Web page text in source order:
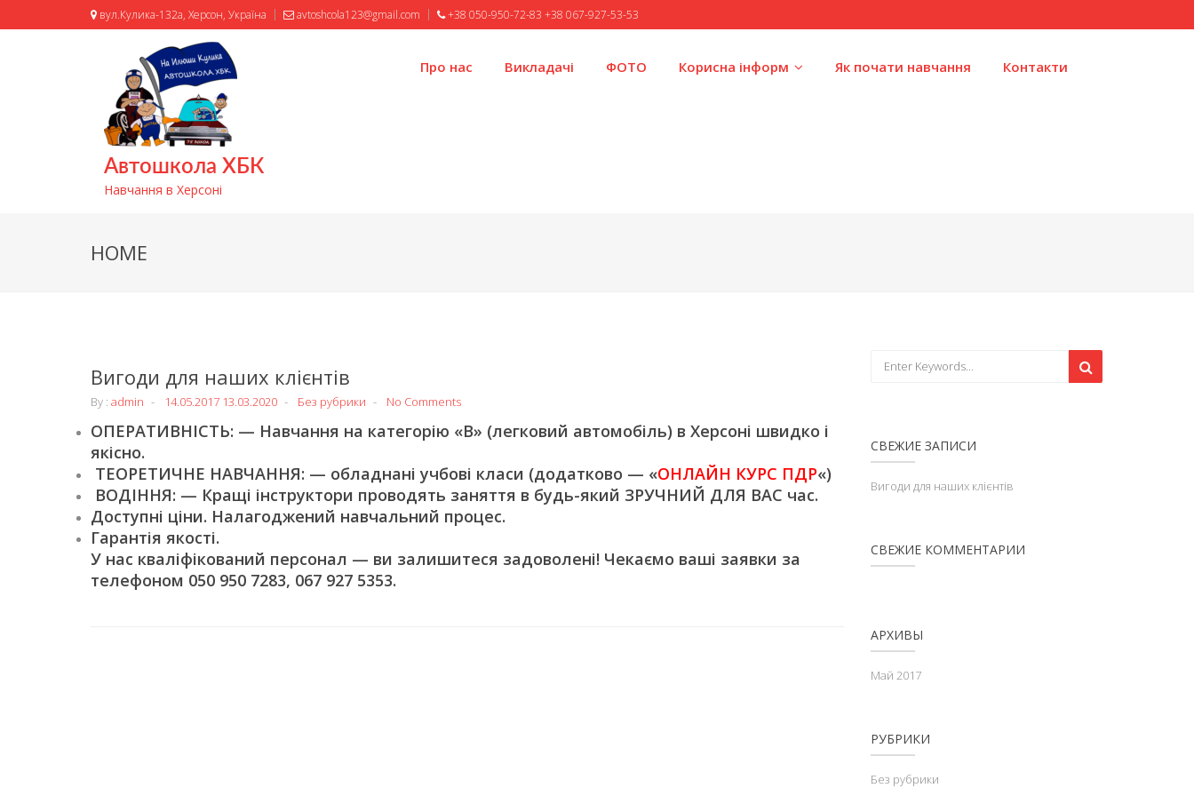
вул.Кулика-132а, Херсон, Україна avtoshcola123@gmail.com +38 050-950-72-83 +38 067-927-53-53
Автошкола ХБК
Навчання в Херсоні
Про нас Викладачі ФОТО Корисна інформ Як почати навчання Контакти
HOME
Вигоди для наших клієнтів
By : admin 14.05.2017 13.03.2020 Без рубрики No Comments
ОПЕРАТИВНІСТЬ: — Навчання на категорію «В» (легковий автомобіль) в Херсоні швидко і
якісно.
ТЕОРЕТИЧНЕ НАВЧАННЯ: — обладнані учбові класи (додатково — «ОНЛАЙН КУРС ПДР«)
ВОДІННЯ: — Кращі інструктори проводять заняття в будь-який ЗРУЧНИЙ ДЛЯ ВАС час.
Доступні ціни. Налагоджений навчальний процес.
Гарантія якості.
У нас кваліфікований персонал — ви залишитеся задоволені! Чекаємо ваші заявки за
телефоном 050 950 7283, 067 927 5353.
СВЕЖИЕ ЗАПИСИ
Вигоди для наших клієнтів
СВЕЖИЕ КОММЕНТАРИИ
АРХИВЫ
Май 2017
РУБРИКИ
Без рубрики